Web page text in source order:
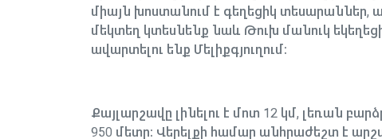
միայն խոստանում է գեղեցիկ տեսարաններ,
մեկտեղ կտեսնենք նաև Թուխ մանուկ
ավարտելու ենք Մելիքգյուղում։
Քայլարշավը լինելու է մոտ 12 կմ, լեռան
950 մետր։ Վերելքի համար անհրաժեշտ է